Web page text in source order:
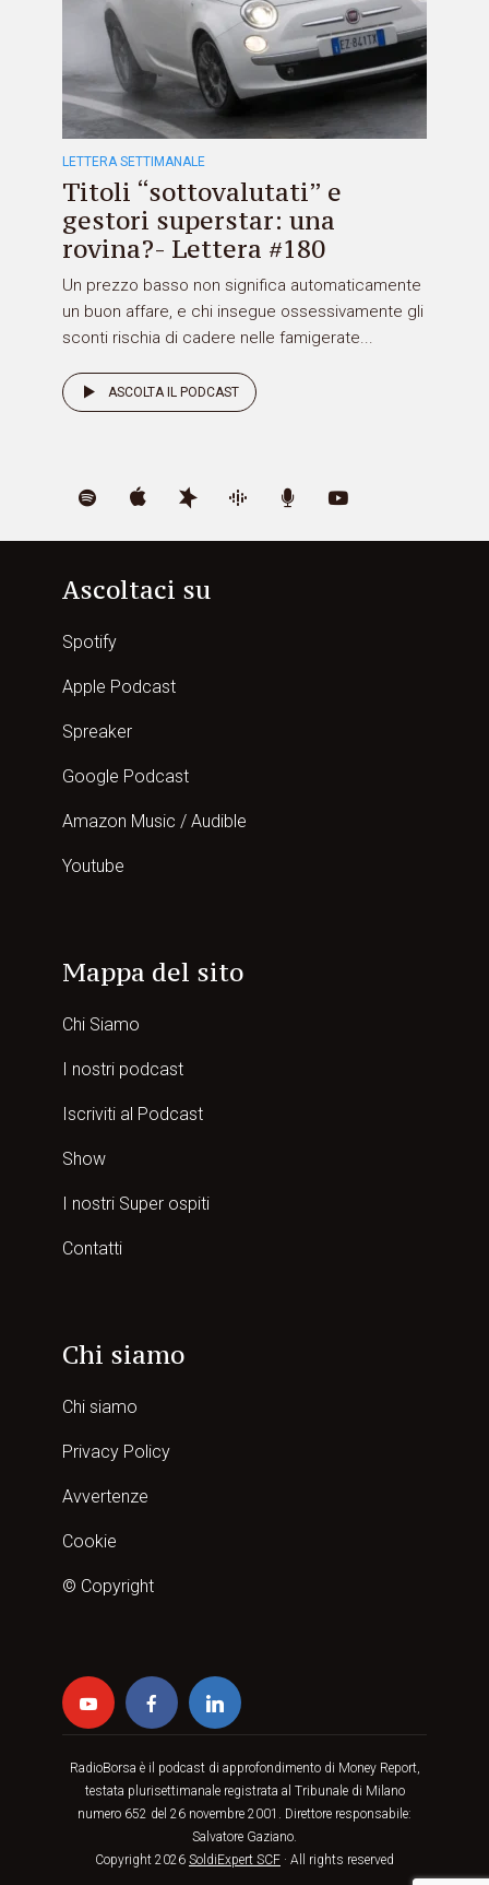
LETTERA SETTIMANALE
Titoli “sottovalutati” e
gestori superstar: una
rovina?- Lettera #180
Un prezzo basso non significa automaticamente
un buon affare, e chi insegue ossessivamente gli
sconti rischia di cadere nelle famigerate...
ASCOLTA IL PODCAST
Ascoltaci su
Spotify
Apple Podcast
Spreaker
Google Podcast
Amazon Music / Audible
Youtube
Mappa del sito
Chi Siamo
I nostri podcast
Iscriviti al Podcast
Show
I nostri Super ospiti
Contatti
Chi siamo
Chi siamo
Privacy Policy
Avvertenze
Cookie
© Copyright
RadioBorsa è il podcast di approfondimento di Money Report,
testata plurisettimanale registrata al Tribunale di Milano
numero 652 del 26 novembre 2001. Direttore responsabile:
Salvatore Gaziano.
Copyright 2026 SoldiExpert SCF · All rights reserved